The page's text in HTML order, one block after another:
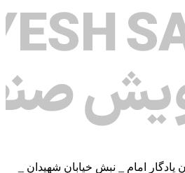
یادگار امام _ نبش خیابان شهیدان _